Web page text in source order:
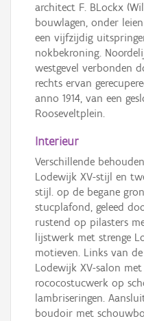
architect F. BLockx
bouwlagen, onder
een vijfzijdig
nokbekroning.
westgevel verbonden
rechts ervan
anno 1914, van een
Rooseveltplein.
Interieur
Verschillende
Lodewijk XV-stijl en
stijl. op de begane
stucplafond, geleed
rustend op pilasters
lijstwerk met strenge
motieven. Links van
Lodewijk XV-salon
rococostucwerk op
lambriseringen.
boudoir met